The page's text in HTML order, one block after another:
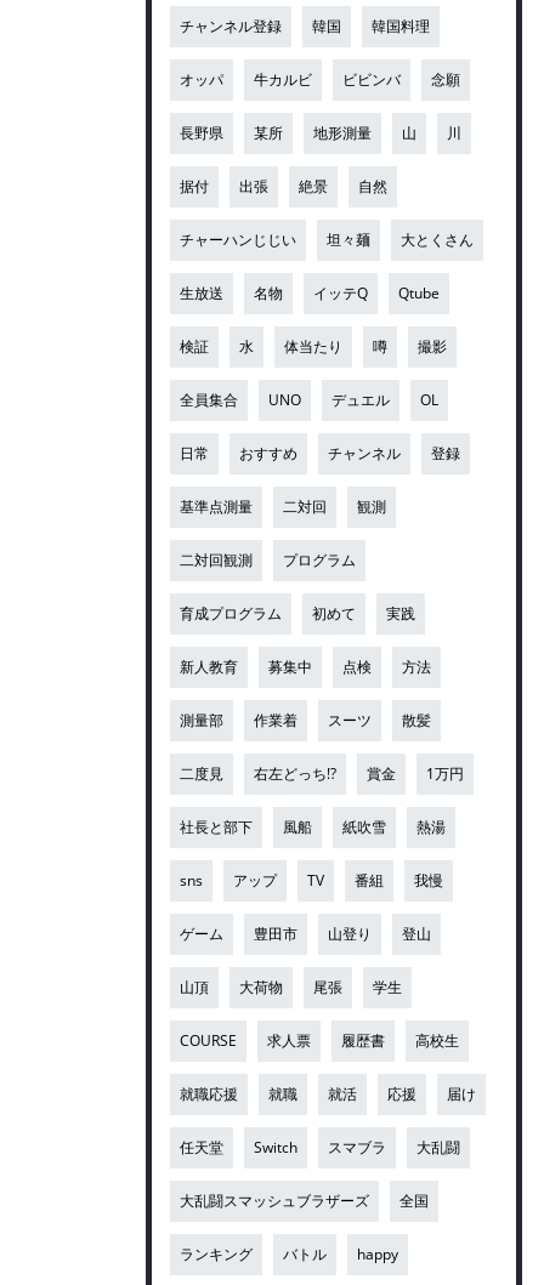
チャンネル登録 韓国 韓国料理
オッパ 牛カルビ ビビンバ 念願
長野県 某所 地形測量 山 川
据付 出張 絶景 自然
チャーハンじじい 坦々麺 大とくさん
生放送 名物 イッテQ Qtube
検証 水 体当たり 噂 撮影
全員集合 UNO デュエル OL
日常 おすすめ チャンネル 登録
基準点測量 二対回 観測
二対回観測 プログラム
育成プログラム 初めて 実践
新人教育 募集中 点検 方法
測量部 作業着 スーツ 散髪
二度見 右左どっち!? 賞金 1万円
社長と部下 風船 紙吹雪 熱湯
sns アップ TV 番組 我慢
ゲーム 豊田市 山登り 登山
山頂 大荷物 尾張 学生
COURSE 求人票 履歴書 高校生
就職応援 就職 就活 応援 届け
任天堂 Switch スマブラ 大乱闘
大乱闘スマッシュブラザーズ 全国
ランキング バトル happy